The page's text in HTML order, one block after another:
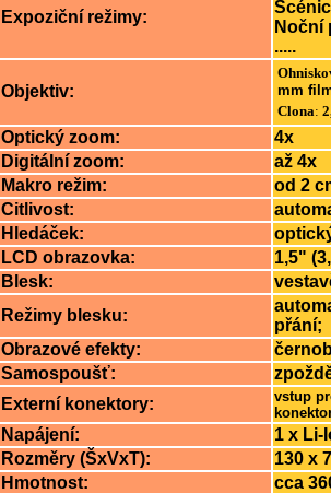
Expoziční režimy:
Noční
.....
Objektiv:
mm
Clona:
Optický zoom:
4x
Digitální zoom:
až 4x
Makro režim:
od 2
Citlivost:
Hledáček:
LCD obrazovka:
1,5"
Blesk:
Režimy blesku:
přání;
Obrazové efekty:
Samospoušť:
Externí konektory:
vstup
Napájení:
1 x Li-
Rozměry (ŠxVxT):
130 x
Hmotnost:
cca